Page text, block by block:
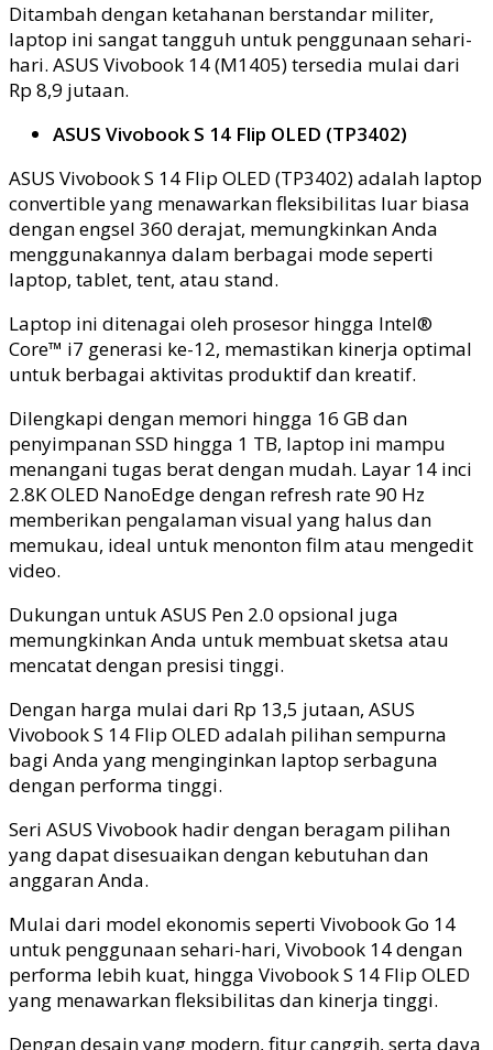
Ditambah dengan ketahanan berstandar militer,
laptop ini sangat tangguh untuk penggunaan sehari-
hari. ASUS Vivobook 14 (M1405) tersedia mulai dari
Rp 8,9 jutaan.
ASUS Vivobook S 14 Flip OLED (TP3402)
ASUS Vivobook S 14 Flip OLED (TP3402) adalah laptop
convertible yang menawarkan fleksibilitas luar biasa
dengan engsel 360 derajat, memungkinkan Anda
menggunakannya dalam berbagai mode seperti
laptop, tablet, tent, atau stand.
Laptop ini ditenagai oleh prosesor hingga Intel®
Core™ i7 generasi ke-12, memastikan kinerja optimal
untuk berbagai aktivitas produktif dan kreatif.
Dilengkapi dengan memori hingga 16 GB dan
penyimpanan SSD hingga 1 TB, laptop ini mampu
menangani tugas berat dengan mudah. Layar 14 inci
2.8K OLED NanoEdge dengan refresh rate 90 Hz
memberikan pengalaman visual yang halus dan
memukau, ideal untuk menonton film atau mengedit
video.
Dukungan untuk ASUS Pen 2.0 opsional juga
memungkinkan Anda untuk membuat sketsa atau
mencatat dengan presisi tinggi.
Dengan harga mulai dari Rp 13,5 jutaan, ASUS
Vivobook S 14 Flip OLED adalah pilihan sempurna
bagi Anda yang menginginkan laptop serbaguna
dengan performa tinggi.
Seri ASUS Vivobook hadir dengan beragam pilihan
yang dapat disesuaikan dengan kebutuhan dan
anggaran Anda.
Mulai dari model ekonomis seperti Vivobook Go 14
untuk penggunaan sehari-hari, Vivobook 14 dengan
performa lebih kuat, hingga Vivobook S 14 Flip OLED
yang menawarkan fleksibilitas dan kinerja tinggi.
Dengan desain yang modern, fitur canggih, serta daya